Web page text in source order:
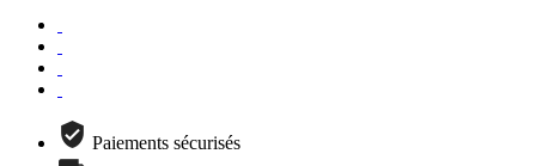
Paiements sécurisés